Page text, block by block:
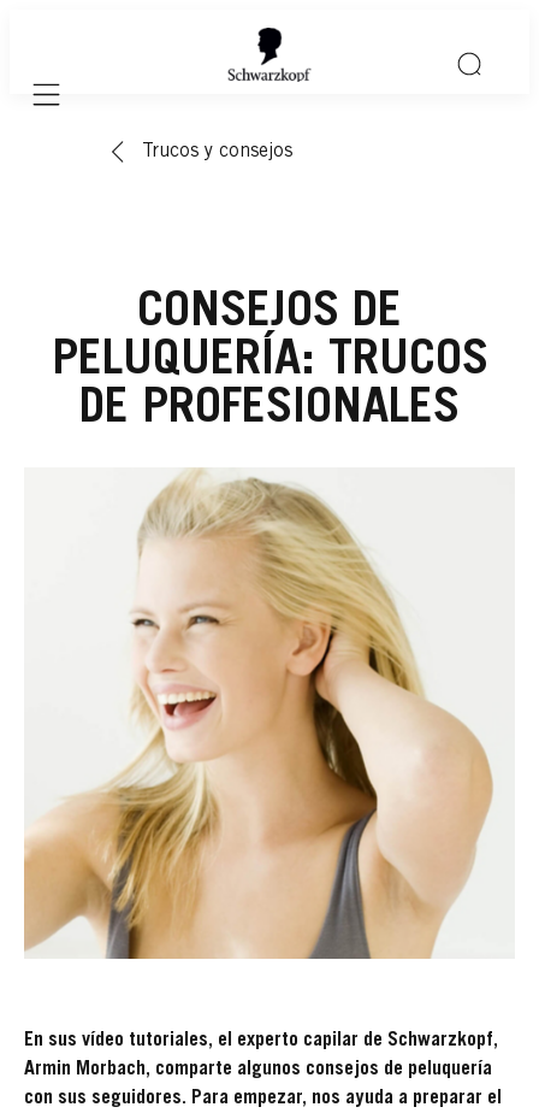
Mobile navigation
Trucos y consejos
CONSEJOS DE
PELUQUERÍA: TRUCOS
DE PROFESIONALES
En sus vídeo tutoriales, el experto capilar de Schwarzkopf,
Armin Morbach, comparte algunos consejos de peluquería
con sus seguidores. Para empezar, nos ayuda a preparar el